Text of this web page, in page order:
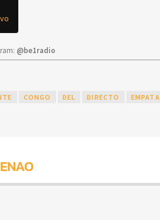
@be1radio
CONGO DEL DIRECTO EMPATA